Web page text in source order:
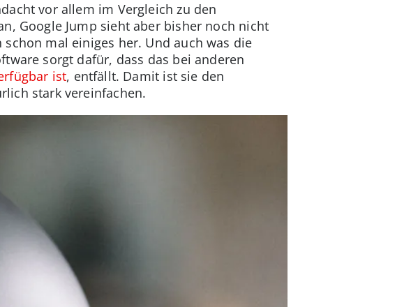
vor allem im Vergleich zu den
Google Jump sieht aber bisher noch nicht
mal einiges her. Und auch was die
sorgt dafür, dass das bei anderen
ist, entfällt. Damit ist sie den
stark vereinfachen.